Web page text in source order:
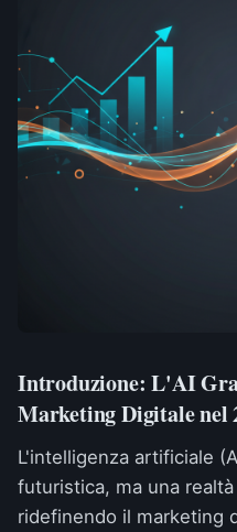
Introduzione: L'AI
Marketing Digitale nel
L'intelligenza artificiale
futuristica, ma una
ridefinendo il marketing